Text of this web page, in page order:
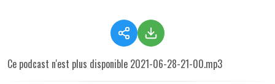
Ce podcast n'est plus disponible 2021-06-28-21-00.mp3